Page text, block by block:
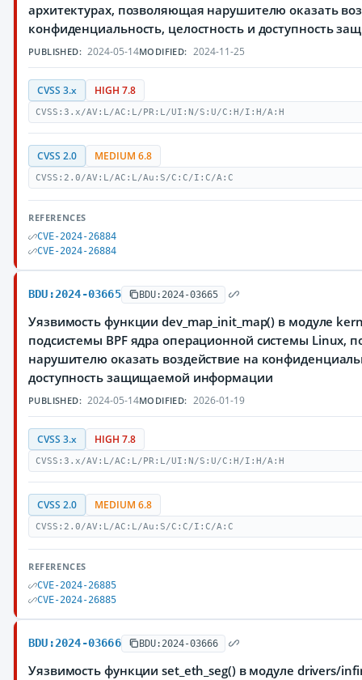
архитектурах, позволяющая нарушителю оказать
конфиденциальность, целостность и доступность
PUBLISHED: 2024-05-14MODIFIED: 2024-11-25
CVSS 3.x HIGH 7.8
CVSS:3.x/AV:L/AC:L/PR:L/UI:N/S:U/C:H/I:H/A:H
CVSS 2.0 MEDIUM 6.8
CVSS:2.0/AV:L/AC:L/Au:S/C:C/I:C/A:C
REFERENCES
CVE-2024-26884
CVE-2024-26884
BDU:2024-03665 BDU:2024-03665
Уязвимость функции dev_map_init_map() в модуле
подсистемы BPF ядра операционной системы Linux,
нарушителю оказать воздействие на
доступность защищаемой информации
PUBLISHED: 2024-05-14MODIFIED: 2026-01-19
CVSS 3.x HIGH 7.8
CVSS:3.x/AV:L/AC:L/PR:L/UI:N/S:U/C:H/I:H/A:H
CVSS 2.0 MEDIUM 6.8
CVSS:2.0/AV:L/AC:L/Au:S/C:C/I:C/A:C
REFERENCES
CVE-2024-26885
CVE-2024-26885
BDU:2024-03666 BDU:2024-03666
Уязвимость функции set_eth_seg() в модуле drivers/